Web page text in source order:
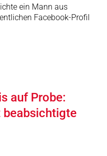
ein Mann aus
Facebook-Profil
auf Probe:
beabsichtigte